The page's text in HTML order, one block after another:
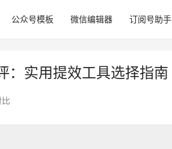
公众号模板 微信编辑器 订阅号助手
：实用提效工具选择指南